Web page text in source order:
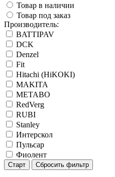
Товар в наличии
Товар под заказ
Производитель:
BATTIPAV
DCK
Denzel
Fit
Hitachi (HiKOKI)
MAKITA
METABO
RedVerg
RUBI
Stanley
Интерскол
Пульсар
Фиолент
Старт Сбросить фильтр